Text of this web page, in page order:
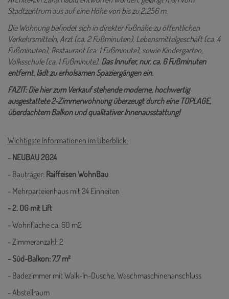
Stadtzentrum aus auf eine Höhe von bis zu 2.256 m.
Die Wohnung befindet sich in direkter Fußnähe zu öffentlichen
Verkehrsmitteln, Arzt (ca. 2 Fußminuten), Lebensmittelgeschäft (ca. 4
Fußminuten), Restaurant (ca. 1 Fußminute), sowie Kindergarten,
Volksschule (ca. 1 Fußminute). Das Innufer, nur. ca. 6 Fußminuten
entfernt, lädt zu erholsamen Spaziergängen ein.
FAZIT: Die hier zum Verkauf stehende moderne, hochwertig
ausgestattete 2-Zimmerwohnung überzeugt durch eine TOPLAGE,
überdachtem Balkon und qualitativer Innenausstattung!
Wichtigste Informationen im Überblick:
- NEUBAU 2024
- Bauträger: Raiffeisen WohnBau
- Mehrparteienhaus mit 24 Einheiten
- 2. OG mit Lift
- Wohnfläche ca. 60 m2
- Zimmeranzahl: 2
- Süd-Balkon: 7,7 m²
- Badezimmer mit Walk-In-Dusche, Waschmaschinenanschluss
- Abstellraum